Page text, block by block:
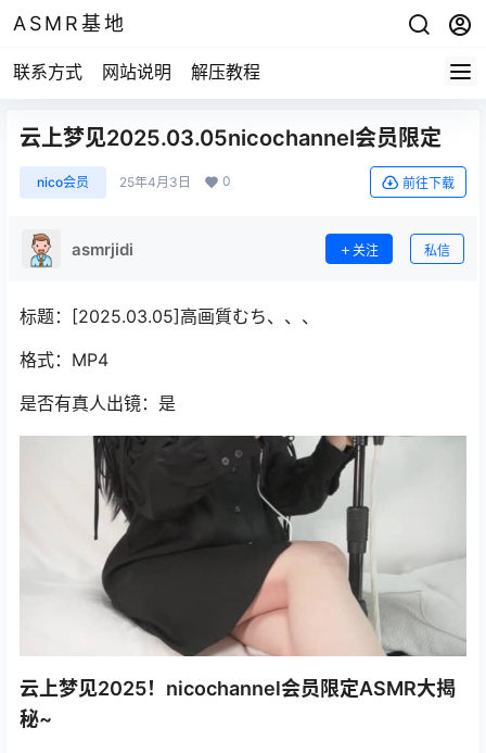
ASMR基地
联系方式 网站说明 解压教程
云上梦见2025.03.05nicochannel会员限定
nico会员 25年4月3日 0 前往下载
asmrjidi 关注 私信
标题：[2025.03.05]高画質むち、、、
格式：MP4
是否有真人出镜：是
云上梦见2025！ nicochannel会员限定ASMR大揭
秘~